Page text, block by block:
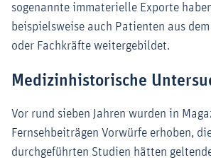
sogenannte immaterielle Exporte
beispielsweise auch Patienten aus
oder Fachkräfte weitergebildet.
Medizinhistorische
Vor rund sieben Jahren wurden in
Fernsehbeiträgen Vorwürfe erhoben,
durchgeführten Studien hätten